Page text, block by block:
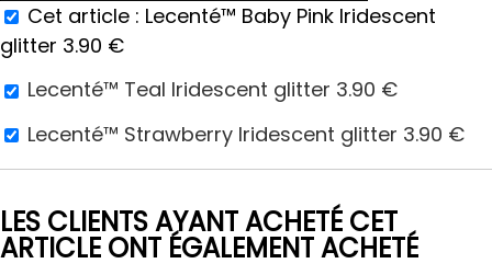
Cet article : Lecenté™ Baby Pink Iridescent
glitter 3.90 €
Lecenté™ Teal Iridescent glitter 3.90 €
Lecenté™ Strawberry Iridescent glitter 3.90 €
LES CLIENTS AYANT ACHETÉ CET
ARTICLE ONT ÉGALEMENT ACHETÉ